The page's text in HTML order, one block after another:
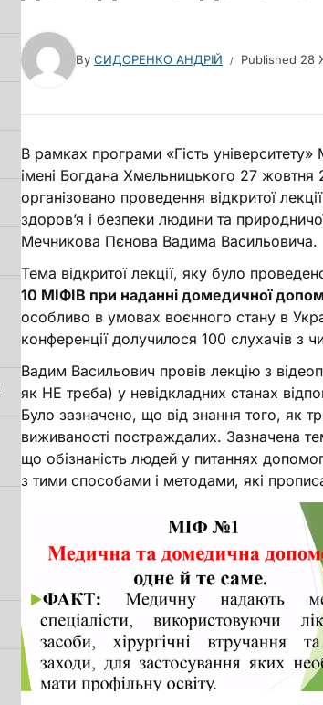
By СИДОРЕНКО АНДРІЙ Published 28
В рамках програми «Гість
імені Богдана Хмельницького 27 жовтня
організовано проведення відкритої
здоров’я і безпеки людини та
Мечникова Пєнова Вадима Васильовича.
Тема відкритої лекції, яку було
10 МІФІВ при наданні домедичної
особливо в умовах воєнного стану в
конференції долучилося 100 слухачів з
Вадим Васильович провів лекцію з
як НЕ треба) у невідкладних станах
Було зазначено, що від знання того, як
виживаності постраждалих. Зазначена
що обізнаність людей у питаннях
з тими способами і методами, які